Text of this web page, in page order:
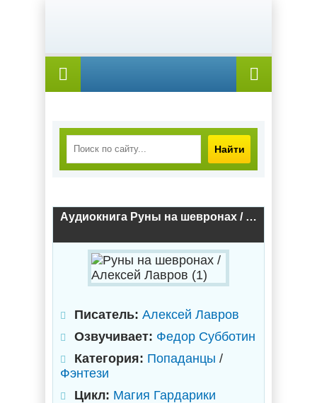
Найти
Аудиокнига Руны на шевронах / Алексей Лавров (1)
Писатель: Алексей Лавров
Озвучивает: Федор Субботин
Категория: Попаданцы /
Фэнтези
Цикл: Магия Гардарики